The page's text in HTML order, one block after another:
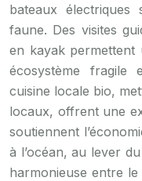
bateaux
faune. Des visites
en kayak permettent
écosystème fragile
cuisine locale bio,
locaux, offrent une
soutiennent
à l’océan, au lever
harmonieuse entre